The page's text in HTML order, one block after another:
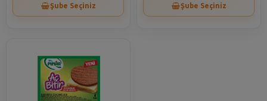
Şube Seçiniz Şube Seçiniz